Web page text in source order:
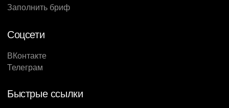
Заполнить бриф
Соцсети
ВКонтакте
Телеграм
Быстрые ссылки